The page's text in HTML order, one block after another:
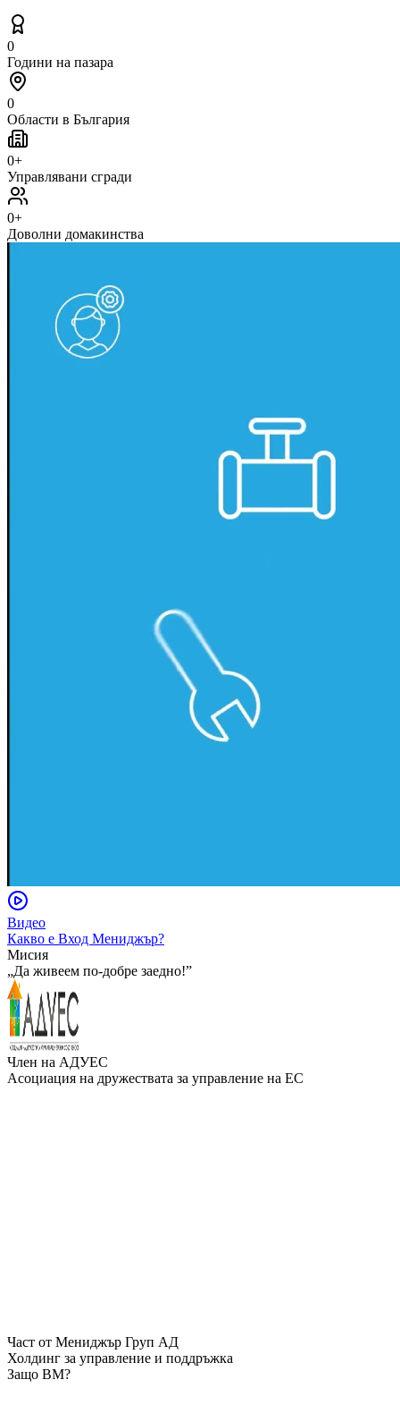
0
Години на пазара
0
Области в България
0+
Управлявани сгради
0+
Доволни домакинства
Видео
Какво е Вход Мениджър?
Мисия
„Да живеем по-добре заедно!”
Член на АДУЕС
Асоциация на дружествата за управление на ЕС
Част от Мениджър Груп АД
Холдинг за управление и поддръжка
Защо ВМ?